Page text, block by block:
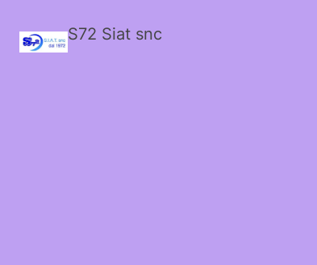
S72 Siat snc